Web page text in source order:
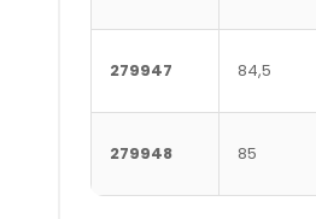
279947 84,5
279948 85